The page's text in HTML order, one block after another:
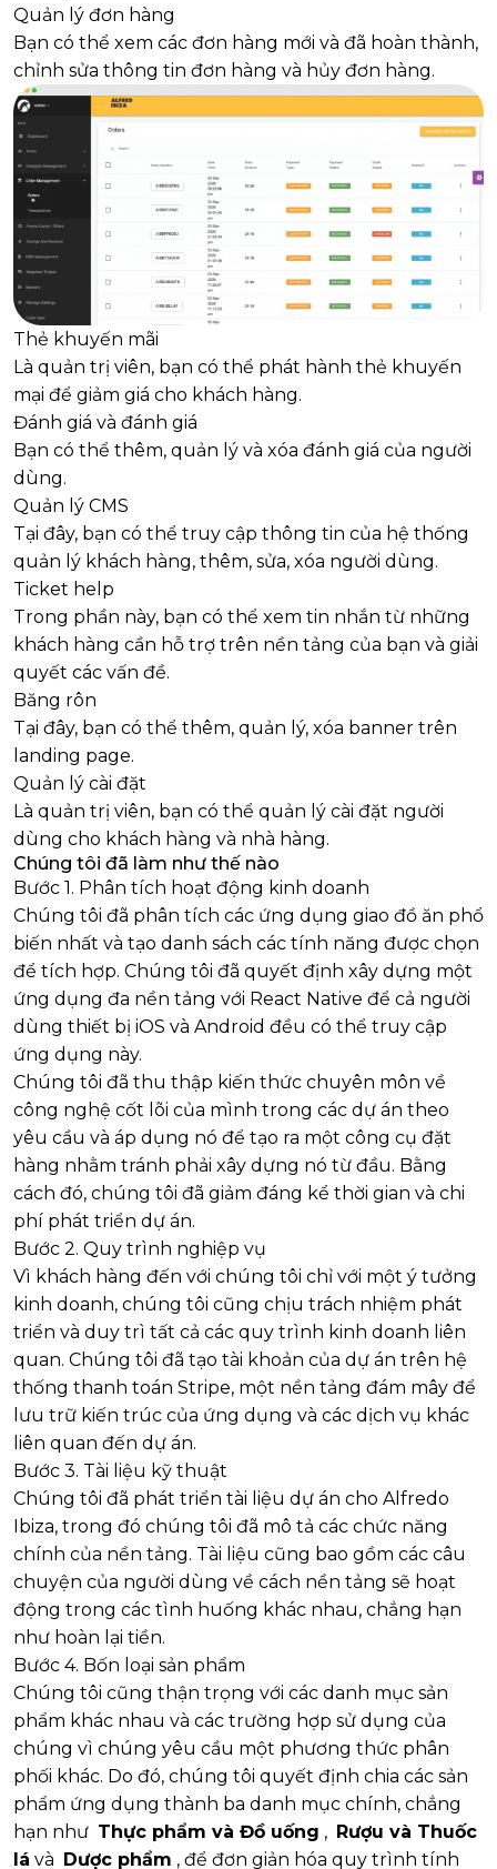
Quản lý đơn hàng
Bạn có thể xem các đơn hàng mới và đã hoàn thành,
chỉnh sửa thông tin đơn hàng và hủy đơn hàng.
Thẻ khuyến mãi
Là quản trị viên, bạn có thể phát hành thẻ khuyến
mại để giảm giá cho khách hàng.
Đánh giá và đánh giá
Bạn có thể thêm, quản lý và xóa đánh giá của người
dùng.
Quản lý CMS
Tại đây, bạn có thể truy cập thông tin của hệ thống
quản lý khách hàng, thêm, sửa, xóa người dùng.
Ticket help
Trong phần này, bạn có thể xem tin nhắn từ những
khách hàng cần hỗ trợ trên nền tảng của bạn và giải
quyết các vấn đề.
Băng rôn
Tại đây, bạn có thể thêm, quản lý, xóa banner trên
landing page.
Quản lý cài đặt
Là quản trị viên, bạn có thể quản lý cài đặt người
dùng cho khách hàng và nhà hàng.
Chúng tôi đã làm như thế nào
Bước 1. Phân tích hoạt động kinh doanh
Chúng tôi đã phân tích các ứng dụng giao đồ ăn phổ
biến nhất và tạo danh sách các tính năng được chọn
để tích hợp. Chúng tôi đã quyết định xây dựng một
ứng dụng đa nền tảng với React Native để cả người
dùng thiết bị iOS và Android đều có thể truy cập
ứng dụng này.
Chúng tôi đã thu thập kiến ​​thức chuyên môn về
công nghệ cốt lõi của mình trong các dự án theo
yêu cầu và áp dụng nó để tạo ra một công cụ đặt
hàng nhằm tránh phải xây dựng nó từ đầu. Bằng
cách đó, chúng tôi đã giảm đáng kể thời gian và chi
phí phát triển dự án.
Bước 2. Quy trình nghiệp vụ
Vì khách hàng đến với chúng tôi chỉ với một ý tưởng
kinh doanh, chúng tôi cũng chịu trách nhiệm phát
triển và duy trì tất cả các quy trình kinh doanh liên
quan. Chúng tôi đã tạo tài khoản của dự án trên hệ
thống thanh toán Stripe, một nền tảng đám mây để
lưu trữ kiến ​​trúc của ứng dụng và các dịch vụ khác
liên quan đến dự án.
Bước 3. Tài liệu kỹ thuật
Chúng tôi đã phát triển tài liệu dự án cho Alfredo
Ibiza, trong đó chúng tôi đã mô tả các chức năng
chính của nền tảng. Tài liệu cũng bao gồm các câu
chuyện của người dùng về cách nền tảng sẽ hoạt
động trong các tình huống khác nhau, chẳng hạn
như hoàn lại tiền.
Bước 4. Bốn loại sản phẩm
Chúng tôi cũng thận trọng với các danh mục sản
phẩm khác nhau và các trường hợp sử dụng của
chúng vì chúng yêu cầu một phương thức phân
phối khác. Do đó, chúng tôi quyết định chia các sản
phẩm ứng dụng thành ba danh mục chính, chẳng
hạn như Thực phẩm và Đồ uống , Rượu và Thuốc
lá và Dược phẩm , để đơn giản hóa quy trình tính